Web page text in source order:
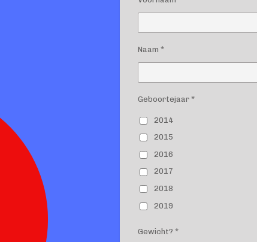
Naam *
Geboortejaar *
2014
2015
2016
2017
2018
2019
Gewicht? *